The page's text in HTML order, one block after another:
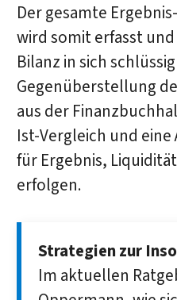
Der gesamte
wird somit erfasst
Bilanz in sich
Gegenüberstellung
aus der
Ist-Vergleich und
für Ergebnis,
erfolgen.
Strategien zur
Im aktuellen